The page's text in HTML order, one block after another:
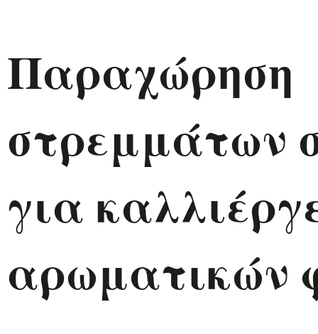
Παραχώρηση
στρεμμάτων
για
αρωματικών